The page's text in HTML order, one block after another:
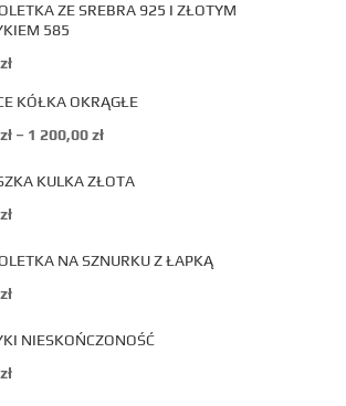
ZE SREBRA 925 I ZŁOTYM
585
zł
KÓŁKA OKRĄGŁE
zł – 1 200,00zł
KULKA ZŁOTA
zł
NA SZNURKU Z ŁAPKĄ
zł
NIESKOŃCZONOŚĆ
zł